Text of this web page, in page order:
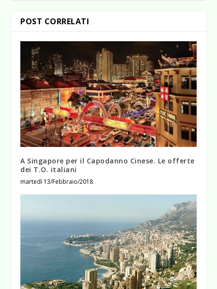
POST CORRELATI
A Singapore per il Capodanno Cinese. Le offerte
dei T.O. italiani
martedì 13/Febbraio/2018